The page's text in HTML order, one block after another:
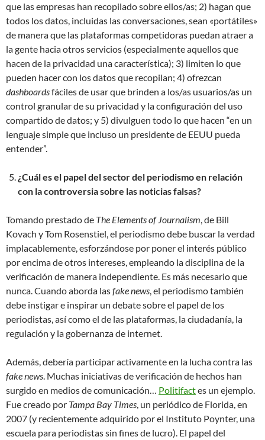
que las empresas han recopilado sobre ellos/as; 2) hagan que
todos los datos, incluidas las conversaciones, sean «portátiles»
de manera que las plataformas competidoras puedan atraer a
la gente hacia otros servicios (especialmente aquellos que
hacen de la privacidad una característica); 3) limiten lo que
pueden hacer con los datos que recopilan; 4) ofrezcan
dashboardsfáciles de usar que brinden a los/as usuarios/as un
control granular de su privacidad y la configuración del uso
compartido de datos; y 5) divulguen todo lo que hacen “en un
lenguaje simple que incluso un presidente de EEUU pueda
entender”.
¿Cuál es el papel del sector del periodismo en relación
con la controversia sobre las noticias falsas?
Tomando prestado de The Elements of Journalism, de Bill
Kovach y Tom Rosenstiel, el periodismo debe buscar la verdad
implacablemente, esforzándose por poner el interés público
por encima de otros intereses, empleando la disciplina de la
verificación de manera independiente. Es más necesario que
nunca. Cuando aborda lasfake news, el periodismo también
debe instigar e inspirar un debate sobre el papel de los
periodistas, así como el de las plataformas, la ciudadanía, la
regulación y la gobernanza de internet.
Además, debería participar activamente en la lucha contra las
fake news. Muchas iniciativas de verificación de hechos han
surgido en medios de comunicación… Politifactes un ejemplo.
Fue creado por Tampa Bay Times, un periódico de Florida, en
2007 (y recientemente adquirido por el Instituto Poynter, una
escuela para periodistas sin fines de lucro). El papel del